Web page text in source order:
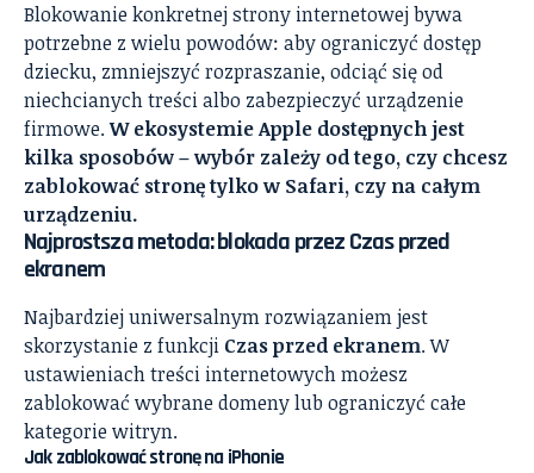
Blokowanie konkretnej strony internetowej bywa
potrzebne z wielu powodów: aby ograniczyć dostęp
dziecku, zmniejszyć rozpraszanie, odciąć się od
niechcianych treści albo zabezpieczyć urządzenie
firmowe.W ekosystemie Apple dostępnych jest
kilka sposobów – wybór zależy od tego, czy chcesz
zablokować stronę tylko w Safari, czy na całym
urządzeniu.
Najprostsza metoda: blokada przezCzas przed
ekranem
Najbardziej uniwersalnym rozwiązaniem jest
skorzystanie z funkcji Czas przed ekranem. W
ustawieniach treści internetowych możesz
zablokować wybrane domeny lub ograniczyć całe
kategorie witryn.
Jak zablokować stronę naiPhonie